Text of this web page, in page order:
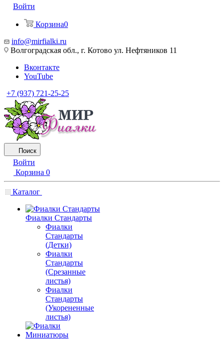
Войти
Корзина0
info@mirfialki.ru
Волгоградская обл., г. Котово ул. Нефтяников 11
Вконтакте
YouTube
+7 (937) 721-25-25
Поиск
Войти
Корзина 0
Каталог
Фиалки Стандарты
Фиалки
Стандарты
(Детки)
Фиалки
Стандарты
(Срезанные
листья)
Фиалки
Стандарты
(Укорененные
листья)